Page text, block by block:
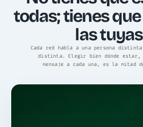
todas; tienes
las tuyas
Cada red habla a una persona
distinta. Elegir bien dónde estar,
mensaje a cada una, es la mitad